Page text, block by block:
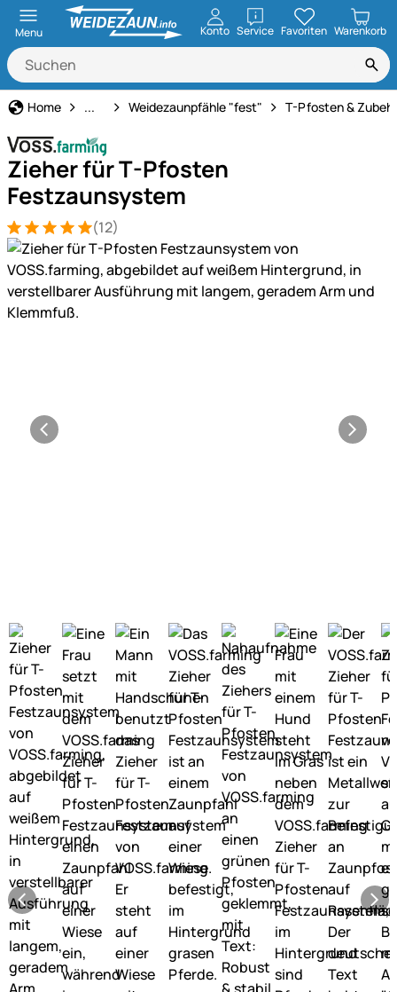
Menu Konto ServiceöffnenFavoriten Warenkorb
Home Weidezaun
... Weidezaunpfähle "fest" T-Pfosten &
Zieher für T-Pfosten
Festzaunsystem
Bewertung: 5 von 5 (12 Bewertungen)
12 Bewertungen
(12)
Produktgalerie